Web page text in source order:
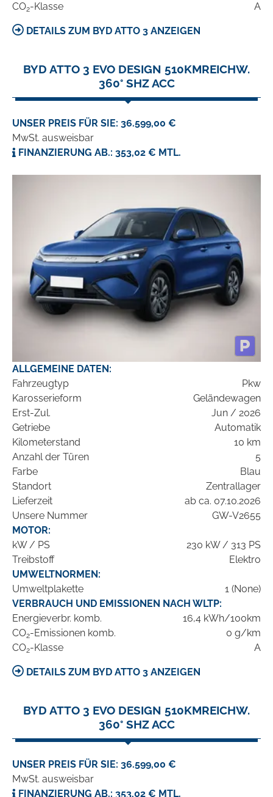
CO2-Klasse A
DETAILS ZUM BYD ATTO 3 ANZEIGEN
BYD ATTO 3 EVO DESIGN 510KMREICHW.
360° SHZ ACC
UNSER PREIS FÜR SIE: 36.599,00 €
MwSt. ausweisbar
FINANZIERUNG AB.: 353,02 € MTL.
ALLGEMEINE DATEN:
Fahrzeugtyp
Pkw
Karosserieform
Geländewagen
Erst-Zul.
Jun / 2026
Getriebe
Automatik
Kilometerstand
10 km
Anzahl der Türen
5
Farbe
Blau
Standort
Zentrallager
Lieferzeit
ab ca. 07.10.2026
Unsere Nummer
GW-V2655
MOTOR:
kW / PS
230 kW / 313 PS
Treibstoff
Elektro
UMWELTNORMEN:
Umweltplakette
1 (None)
VERBRAUCH UND EMISSIONEN NACH WLTP:
Energieverbr. komb.
16,4 kWh/100km
CO2-Emissionen komb.
0 g/km
CO2-Klasse A
DETAILS ZUM BYD ATTO 3 ANZEIGEN
BYD ATTO 3 EVO DESIGN 510KMREICHW.
360° SHZ ACC
UNSER PREIS FÜR SIE: 36.599,00 €
MwSt. ausweisbar
FINANZIERUNG AB.: 353,02 € MTL.